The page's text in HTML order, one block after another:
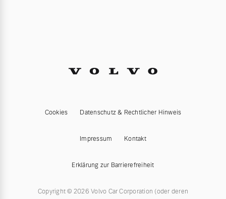
Cookies Datenschutz & Rechtlicher Hinweis
Impressum Kontakt
Erklärung zur Barrierefreiheit
Copyright © 2026 Volvo Car Corporation (oder deren